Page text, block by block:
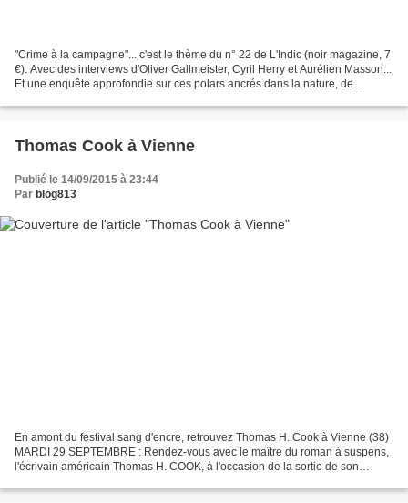
"Crime à la campagne"... c'est le thème du n° 22 de L'Indic (noir magazine, 7
€). Avec des interviews d'Oliver Gallmeister, Cyril Herry et Aurélien Masson...
Et une enquête approfondie sur ces polars ancrés dans la nature, de
Thomas Cook à Vienne
Publié le 14/09/2015 à 23:44
Par blog813
En amont du festival sang d'encre, retrouvez Thomas H. Cook à Vienne (38)
MARDI 29 SEPTEMBRE : Rendez-vous avec le maître du roman à suspens,
l'écrivain américain Thomas H. COOK, à l'occasion de la sortie de son